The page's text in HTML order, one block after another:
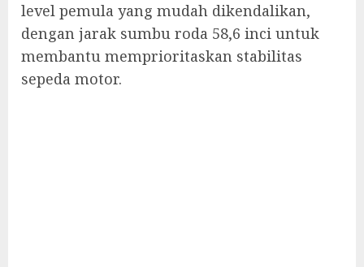
level pemula yang mudah dikendalikan,
dengan jarak sumbu roda 58,6 inci untuk
membantu memprioritaskan stabilitas
sepeda motor.